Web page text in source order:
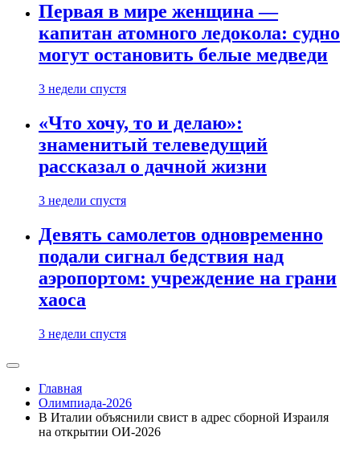
Первая в мире женщина —
капитан атомного ледокола: судно
могут остановить белые медведи
3 недели спустя
«Что хочу, то и делаю»:
знаменитый телеведущий
рассказал о дачной жизни
3 недели спустя
Девять самолетов одновременно
подали сигнал бедствия над
аэропортом: учреждение на грани
хаоса
3 недели спустя
Главная
Олимпиада-2026
В Италии объяснили свист в адрес сборной Израиля
на открытии ОИ-2026